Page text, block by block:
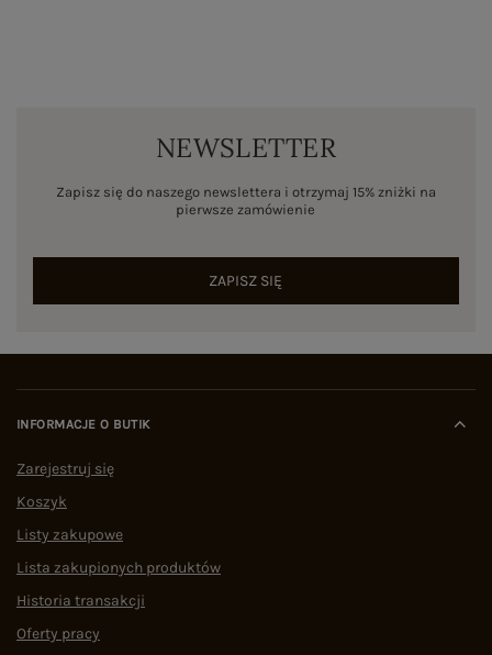
NEWSLETTER
Zapisz się do naszego newslettera i otrzymaj 15% zniżki na
pierwsze zamówienie
ZAPISZ SIĘ
INFORMACJE O BUTIK
Zarejestruj się
Koszyk
Listy zakupowe
Lista zakupionych produktów
Historia transakcji
Oferty pracy